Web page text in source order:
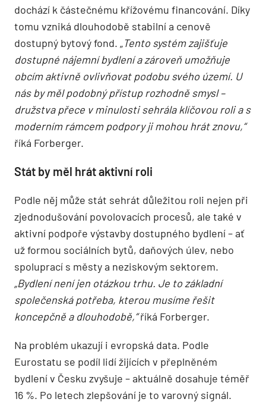
dochází k částečnému křížovému financování. Díky
tomu vzniká dlouhodobě stabilní a cenově
dostupný bytový fond. „Tento systém zajišťuje
dostupné nájemní bydlení a zároveň umožňuje
obcím aktivně ovlivňovat podobu svého území. U
nás by měl podobný přístup rozhodně smysl –
družstva přece v minulosti sehrála klíčovou roli a s
moderním rámcem podpory ji mohou hrát znovu,“
říká Forberger.
Stát by měl hrát aktivní roli
Podle něj může stát sehrát důležitou roli nejen při
zjednodušování povolovacích procesů, ale také v
aktivní podpoře výstavby dostupného bydlení – ať
už formou sociálních bytů, daňových úlev, nebo
spoluprací s městy a neziskovým sektorem.
„Bydlení není jen otázkou trhu. Je to základní
společenská potřeba, kterou musíme řešit
koncepčně a dlouhodobě,“říká Forberger.
Na problém ukazují i evropská data. Podle
Eurostatu se podíl lidí žijících v přeplněném
bydlení v Česku zvyšuje – aktuálně dosahuje téměř
16 %. Po letech zlepšování je to varovný signál.